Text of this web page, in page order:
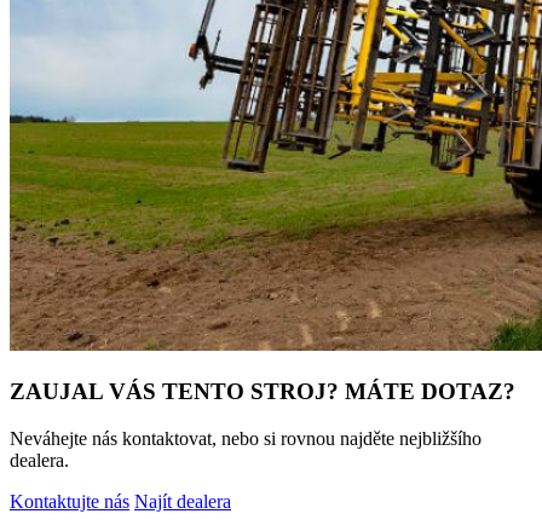
ZAUJAL VÁS TENTO STROJ? MÁTE DOTAZ?
Neváhejte nás kontaktovat, nebo si rovnou najděte nejbližšího
dealera.
Kontaktujte nás Najít dealera